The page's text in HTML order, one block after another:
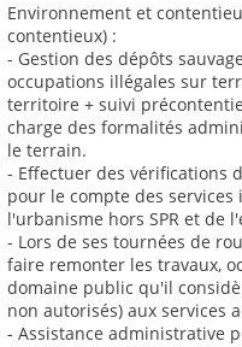
Environnement et
contentieux) :
- Gestion des dépôts
occupations illégales sur
territoire + suivi
charge des formalités
le terrain.
- Effectuer des vérifications
pour le compte des
l'urbanisme hors SPR et de
- Lors de ses tournées de
faire remonter les travaux,
domaine public qu'il
non autorisés) aux services
- Assistance administrative